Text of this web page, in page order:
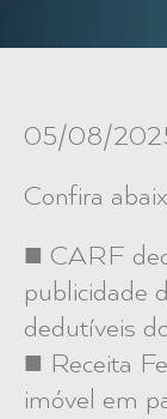
05/08/
Confira
■ CARF
publicidade
dedutíveis
■ Receita
imóvel em